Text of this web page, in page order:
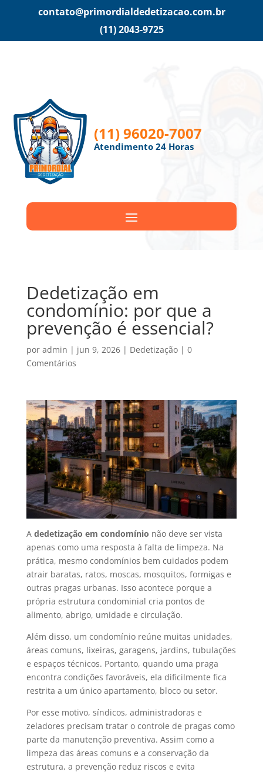
contato@primordialdedetizacao.com.br
(11) 2043-9725
(11) 96020-7007
Atendimento 24 Horas
Dedetização em
condomínio: por que a
prevenção é essencial?
por admin | jun 9, 2026| Dedetização| 0
Comentários
A dedetização em condomínio não deve ser vista
apenas como uma resposta à falta de limpeza. Na
prática, mesmo condomínios bem cuidados podem
atrair baratas, ratos, moscas, mosquitos, formigas e
outras pragas urbanas. Isso acontece porque a
própria estrutura condominial cria pontos de
alimento, abrigo, umidade e circulação.
Além disso, um condomínio reúne muitas unidades,
áreas comuns, lixeiras, garagens, jardins, tubulações
e espaços técnicos. Portanto, quando uma praga
encontra condições favoráveis, ela dificilmente fica
restrita a um único apartamento, bloco ou setor.
Por esse motivo, síndicos, administradoras e
zeladores precisam tratar o controle de pragas como
parte da manutenção preventiva. Assim como a
limpeza das áreas comuns e a conservação da
estrutura, a prevenção reduz riscos e evita